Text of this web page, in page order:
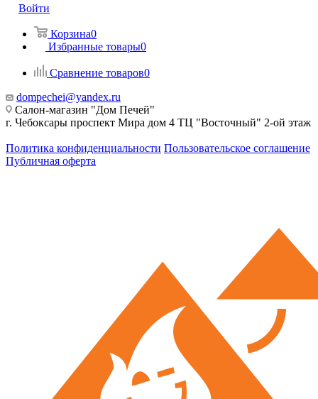
Войти
Корзина0
Избранные товары0
Сравнение товаров0
dompechei@yandex.ru
Салон-магазин "Дом Печей"
г. Чебоксары проспект Мира дом 4 ТЦ "Восточный" 2-ой этаж
Политика конфиденциальности Пользовательское соглашение
Публичная оферта